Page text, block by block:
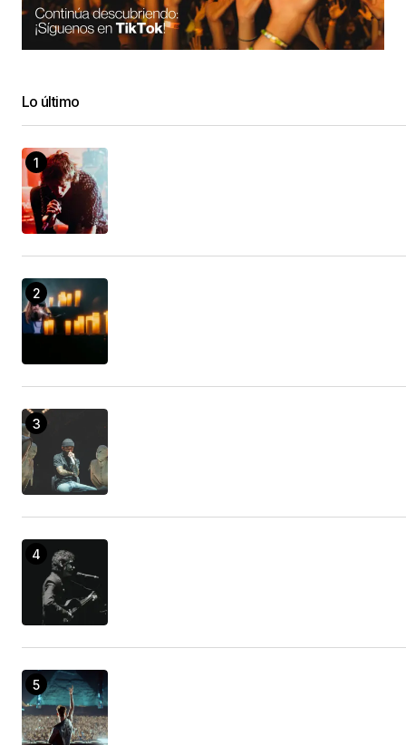
Lo último